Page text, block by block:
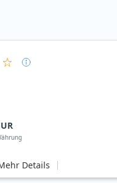
Details